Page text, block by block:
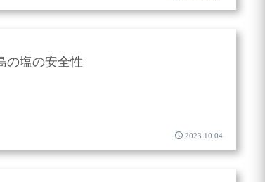
の塩の安全性
2023.10.04